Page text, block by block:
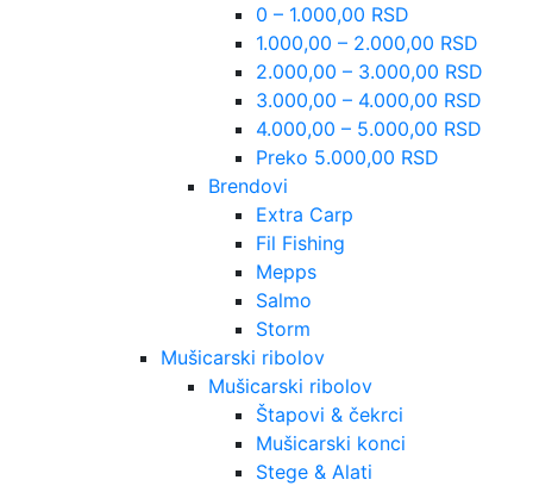
0 – 1.000,00 RSD
1.000,00 – 2.000,00 RSD
2.000,00 – 3.000,00 RSD
3.000,00 – 4.000,00 RSD
4.000,00 – 5.000,00 RSD
Preko 5.000,00 RSD
Brendovi
Extra Carp
Fil Fishing
Mepps
Salmo
Storm
Mušicarski ribolov
Mušicarski ribolov
Štapovi & čekrci
Mušicarski konci
Stege & Alati